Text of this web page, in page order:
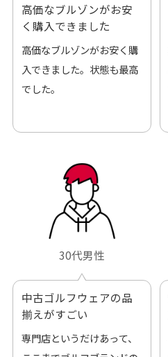
高価なブルゾンがお安
く購入できました
高価なブルゾンがお安く購
入できました。状態も最高
でした。
30代男性
中古ゴルフウェアの品
揃えがすごい
専門店というだけあって、